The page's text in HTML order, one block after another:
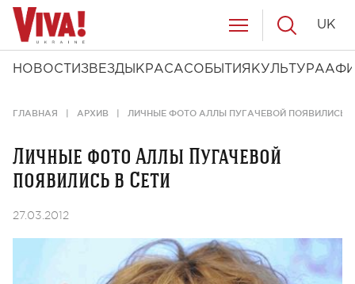
НОВОСТИ ЗВЕЗДЫ КРАСАСОБЫТИЯ КУЛЬТУРА
UK
ГЛАВНАЯ АРХИВ ЛИЧНЫЕ ФОТО АЛЛЫ ПУГАЧЕВОЙ ПОЯВИЛИСЬ В
Личные фото Аллы Пугачевой
появились в Сети
27.03.2012